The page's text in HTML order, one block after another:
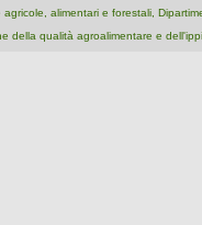
agricole, alimentari e forestali,
della qualità agroalimentare e